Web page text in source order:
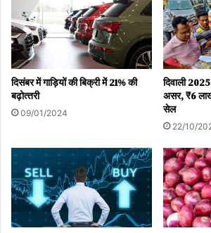
दिसंबर में गाड़ियों की बिक्री में 21% की
बढ़ोत्‍तरी
09/01/2024
दिवाली
असर, ₹6 लाख
सेल
22/10/